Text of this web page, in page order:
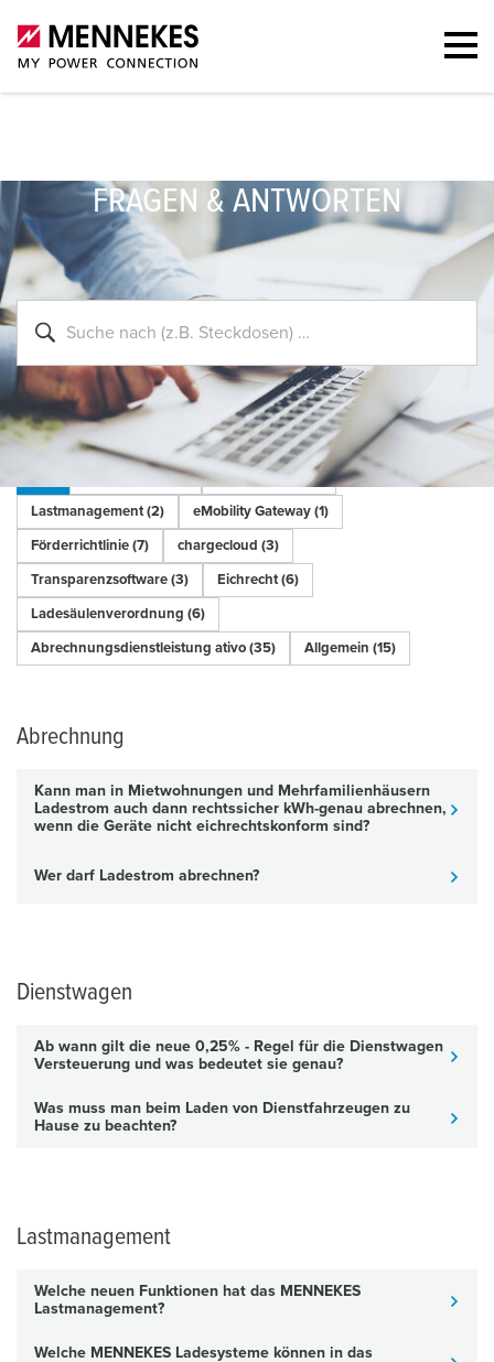
FRAGEN & ANTWORTEN
FAQ-Suche
Abrechnung (2) Dienstwagen (2)
Lastmanagement (2) eMobility Gateway (1)
Förderrichtlinie (7) chargecloud (3)
Transparenzsoftware (3) Eichrecht (6)
Ladesäulenverordnung (6)
Abrechnungsdienstleistung ativo (35) Allgemein (15)
Abrechnung
Kann man in Mietwohnungen und Mehrfamilienhäusern
Ladestrom auch dann rechtssicher kWh-genau abrechnen,
wenn die Geräte nicht eichrechtskonform sind?
Wer darf Ladestrom abrechnen?
Dienstwagen
Ab wann gilt die neue 0,25% - Regel für die Dienstwagen
Versteuerung und was bedeutet sie genau?
Was muss man beim Laden von Dienstfahrzeugen zu
Hause zu beachten?
Lastmanagement
Welche neuen Funktionen hat das MENNEKES
Lastmanagement?
Welche MENNEKES Ladesysteme können in das